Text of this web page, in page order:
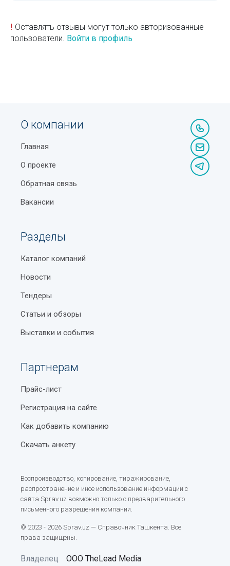
! Оставлять отзывы могут только авторизованные
пользователи. Войти в профиль
О компании
Главная
О проекте
Обратная связь
Вакансии
Разделы
Каталог компаний
Новости
Тендеры
Статьи и обзоры
Выставки и события
Партнерам
Прайс-лист
Регистрация на сайте
Как добавить компанию
Скачать анкету
Воспроизводство, копирование, тиражирование,
распространение и иное использование информации с
сайта Sprav.uz возможно только с предварительного
письменного разрешения компании.
© 2023 - 2026 Sprav.uz — Справочник Ташкента. Все
права защищены.
Владелец ООО TheLead Media